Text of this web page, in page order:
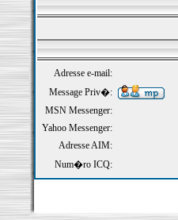
Adresse e-mail:
Message Priv�:
MSN Messenger:
Yahoo Messenger:
Adresse AIM:
Num�ro ICQ: